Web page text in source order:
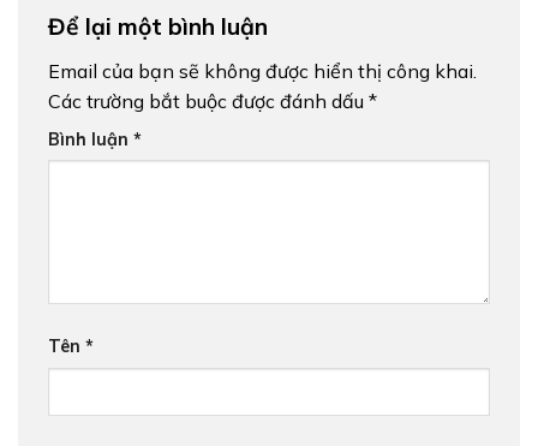
Để lại một bình luận
Email của bạn sẽ không được hiển thị công khai.
Các trường bắt buộc được đánh dấu *
Bình luận *
Tên *